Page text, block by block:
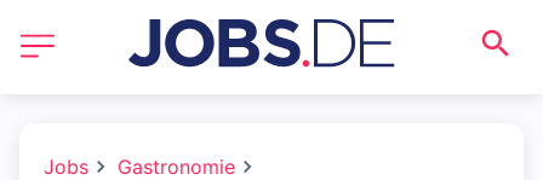
Jobs
Gastronomie